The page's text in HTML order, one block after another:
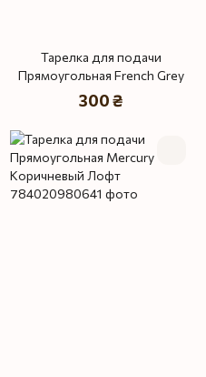
Тарелка для подачи
Прямоугольная French Grey
300 ₴